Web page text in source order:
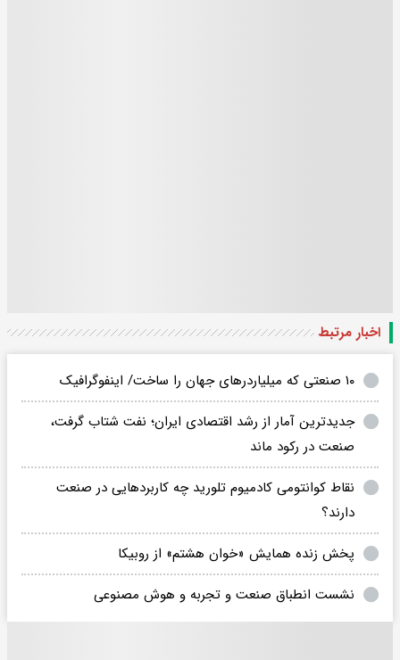
اخبار مرتبط
۱۰ صنعتی که میلیاردر‌های جهان را ساخت/ اینفوگرافیک
جدیدترین آمار از رشد اقتصادی ایران؛ نفت شتاب گرفت،
صنعت در رکود ماند
نقاط کوانتومی کادمیوم تلورید چه کاربردهایی در صنعت
دارند؟
پخش زنده همایش «خوان هشتم» از روبیکا
نشست انطباق صنعت و تجربه و هوش مصنوعی